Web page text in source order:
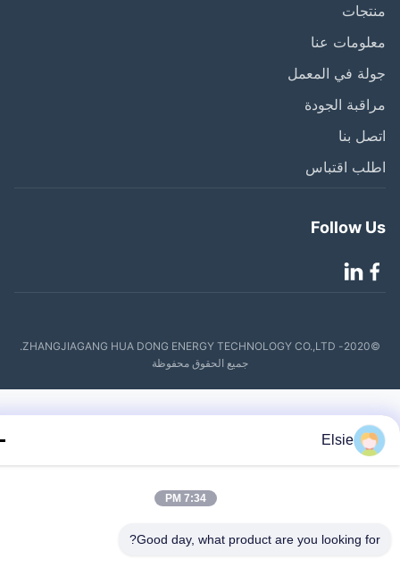
عنا
في المعمل
الجودة
بنا
اقتباس
Follow
©2020- ZHANGJIAGANG HUA DONG ENERGY TECHNOLOGY CO.,LTD.
جميع الحقوق محفوظة
Elsie
7:34 PM
Good day, what product are you looking